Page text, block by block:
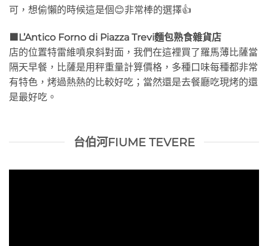
可，想偷懶的時候這是個😊非常棒的選擇👍
🟫L’Antico Forno di Piazza Trevi麵包熟食雜貨店
店的位置特雷維噴泉斜對面，我們在這裡買了羅馬薄比薩當
隔天早餐，比薩是用秤重量計算價格，多種口味每種都非常
有特色，烤過熱熱的比較好吃；當然還是去餐廳吃現烤的還
是最好吃。
台伯河FIUME TEVERE